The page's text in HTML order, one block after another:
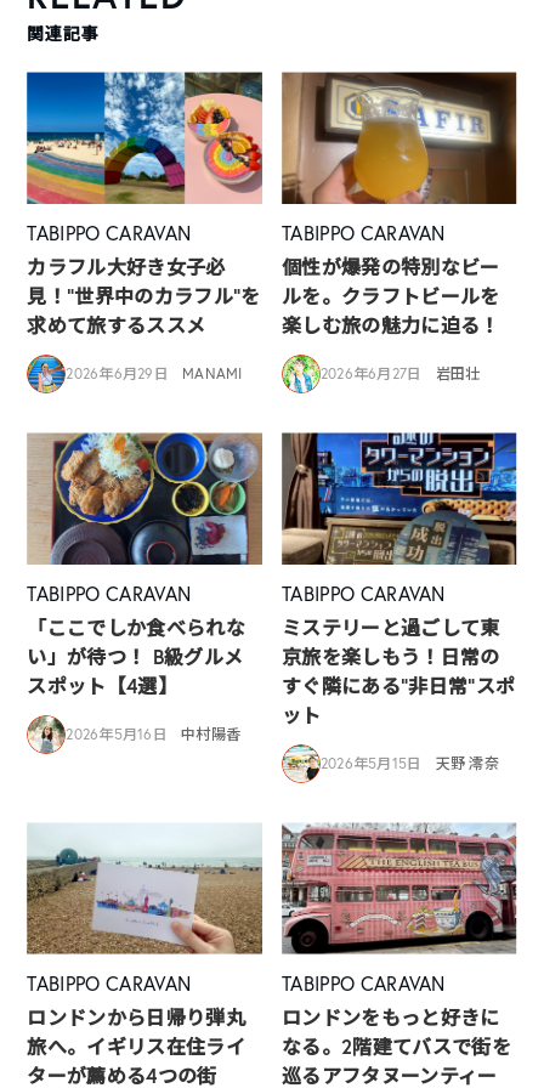
関連記事
TABIPPO CARAVAN
カラフル大好き女子必
見！”世界中のカラフル”を
求めて旅するススメ
2026年6月29日 MANAMI
TABIPPO CARAVAN
個性が爆発の特別なビー
ルを。クラフトビールを
楽しむ旅の魅力に迫る！
2026年6月27日 岩田壮
TABIPPO CARAVAN
「ここでしか食べられな
い」が待つ！ B級グルメ
スポット【4選】
2026年5月16日 中村陽香
TABIPPO CARAVAN
ミステリーと過ごして東
京旅を楽しもう！日常の
すぐ隣にある”非日常”スポ
ット
2026年5月15日 天野 澪奈
TABIPPO CARAVAN
ロンドンから日帰り弾丸
旅へ。イギリス在住ライ
ターが薦める4つの街
TABIPPO CARAVAN
ロンドンをもっと好きに
なる。2階建てバスで街を
巡るアフタヌーンティー